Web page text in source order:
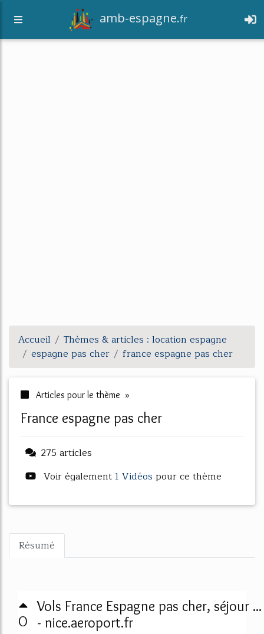
amb-espagne.fr
Accueil
Thèmes & articles : location espagne
espagne pas cher
france espagne pas cher
Articles pour le thème »
france espagne pas cher
275 articles
Voir également 1 Vidéos pour ce thème
Résumé
0
Vols France Espagne pas cher, séjour ...
- nice.aeroport.fr